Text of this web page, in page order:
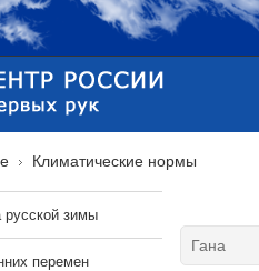
Климатические нормы
русской зимы
перемен